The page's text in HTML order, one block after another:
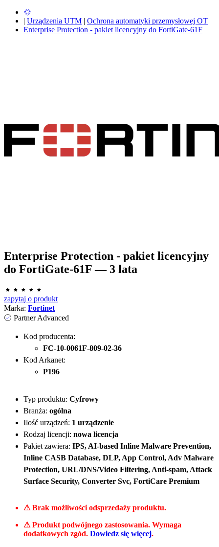
| Urządzenia UTM | Ochrona automatyki przemysłowej OT
Enterprise Protection - pakiet licencyjny do FortiGate-61F
Enterprise Protection - pakiet licencyjny
do FortiGate-61F — 3 lata
zapytaj o produkt
Marka: Fortinet
Partner Advanced
Kod producenta:
FC-10-0061F-809-02-36
Kod Arkanet:
P196
Typ produktu: Cyfrowy
Branża: ogólna
Ilość urządzeń: 1 urządzenie
Rodzaj licencji: nowa licencja
Pakiet zawiera: IPS, AI-based Inline Malware Prevention,
Inline CASB Database, DLP, App Control, Adv Malware
Protection, URL/DNS/Video Filtering, Anti-spam, Attack
Surface Security, Converter Svc, FortiCare Premium
⚠ Brak możliwości odsprzedaży produktu.
⚠ Produkt podwójnego zastosowania. Wymaga
dodatkowych zgód. Dowiedz się więcej.